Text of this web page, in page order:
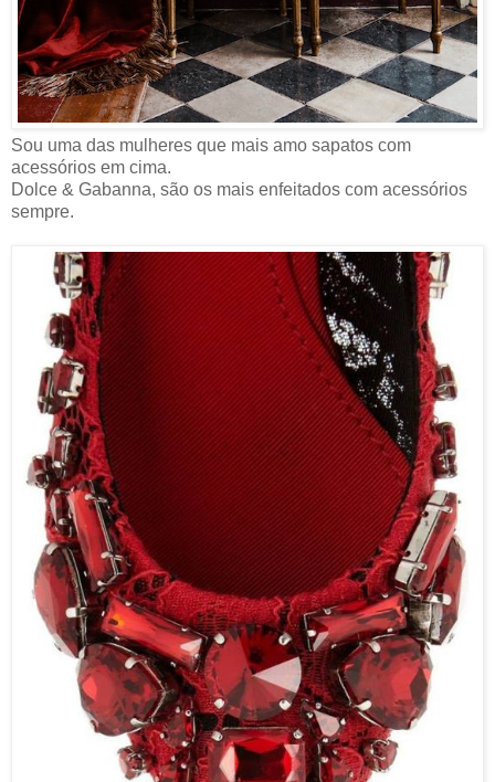
Sou uma das mulheres que mais amo sapatos com
acessórios em cima.
Dolce & Gabanna, são os mais enfeitados com acessórios
sempre.